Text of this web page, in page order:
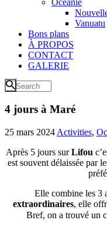
Vanuatu
Bons plans
À PROPOS
CONTACT
GALERIE
4 jours à Maré
25 mars 2024 Activities,
Après 5 jours surLifou
est souvent délaissée par
Elle combine les 3
extraordinaires, elle
Bref, on a trouvé un